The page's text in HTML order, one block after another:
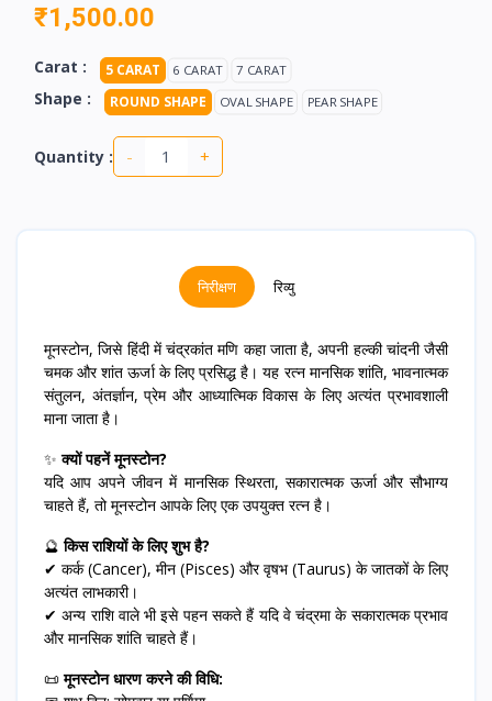
₹1,500.00
Carat : 5 CARAT 6 CARAT 7 CARAT
Shape : ROUND SHAPE OVAL SHAPE PEAR SHAPE
Quantity : - +
निरीक्षण रिव्यु
मूनस्टोन, जिसे हिंदी में चंद्रकांत मणि कहा जाता है, अपनी हल्की चांदनी जैसी
चमक और शांत ऊर्जा के लिए प्रसिद्ध है। यह रत्न मानसिक शांति, भावनात्मक
संतुलन, अंतर्ज्ञान, प्रेम और आध्यात्मिक विकास के लिए अत्यंत प्रभावशाली
माना जाता है।
✨क्यों पहनें मूनस्टोन?
यदि आप अपने जीवन में मानसिक स्थिरता, सकारात्मक ऊर्जा और सौभाग्य
चाहते हैं, तो मूनस्टोन आपके लिए एक उपयुक्त रत्न है।
🔮किस राशियों के लिए शुभ है?
✔ कर्क (Cancer), मीन (Pisces) और वृषभ (Taurus) के जातकों के लिए
अत्यंत लाभकारी।
✔ अन्य राशि वाले भी इसे पहन सकते हैं यदि वे चंद्रमा के सकारात्मक प्रभाव
और मानसिक शांति चाहते हैं।
📜मूनस्टोन धारण करने की विधि: